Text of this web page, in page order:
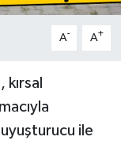
A- A+
ile